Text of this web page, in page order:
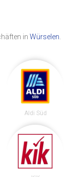
in Würselen
Aldi Süd